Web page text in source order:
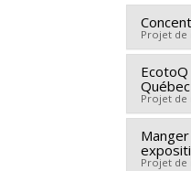
Projet de
Co-
Projet de
Co-
Projet de